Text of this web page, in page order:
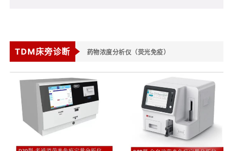
TDM床旁诊断 药物浓度分析仪（荧光免疫）